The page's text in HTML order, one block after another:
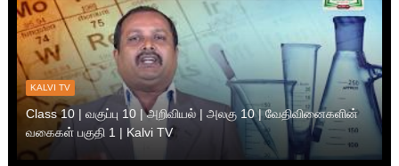
KALVI TV
Class 10 | வகுப்பு 10 | அறிவியல் | அலகு 10 | வேதிவினைகளின்
வகைகள் பகுதி 1 | Kalvi TV